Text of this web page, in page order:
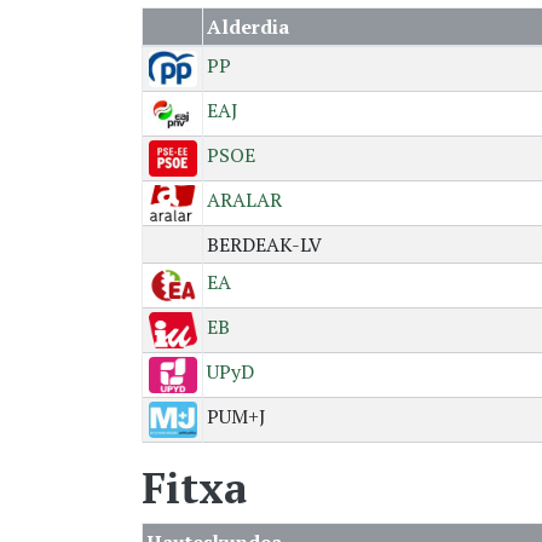
Alderdia
PP
EAJ
PSOE
ARALAR
BERDEAK-LV
EA
EB
UPyD
PUM+J
Fitxa